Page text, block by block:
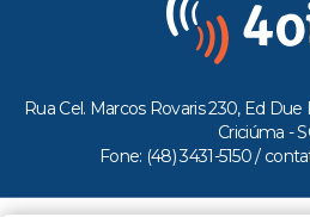
Rua Cel. Marcos Rovaris 230, Ed Due
Criciúma -
Fone: (48) 3431-5150 /